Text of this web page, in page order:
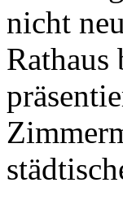
nicht
Rathaus